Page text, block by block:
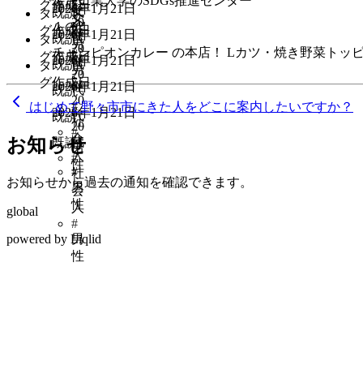
女
性
女
性
代
#
男
性
既読
#
20
代
#
男
性
2026年1月21日
既読
グ
#
20
代
作成日
2026年1月21日
既読
タ
グ
#
20
代
#
社
会
人
#
男
性
作成日
2026年1月21日
既読
タ
グ
#
20
代
#
男
性
１の１
作成日
2026年1月21日
既読
タ
グ
#
20
代
#
社
会
人
#
男
性
チャンピオンカレー の本店！ Lカツ・焼き野菜トッ
作成日
2026年1月21日
既読
はじめて野々市市にきた人をどこに案内したいですか？
お知らせ
お知らせから過去の通知を確認できます。
global
powered by Liqlid